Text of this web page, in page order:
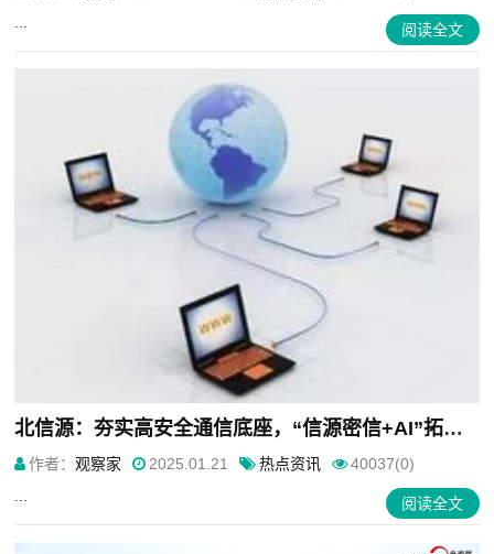
阅读全文
北信源：夯实高安全通信底座，“信源密信+AI”拓展全球市场
作者：观察家 2025.01.21 热点资讯
40037(0)
阅读全文